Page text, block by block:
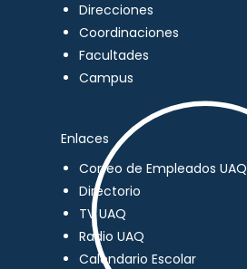
Direcciones
Coordinaciones
Facultades
Campus
Enlaces
Correo de Empleados UAQ
Directorio
TV UAQ
Radio UAQ
Calendario Escolar